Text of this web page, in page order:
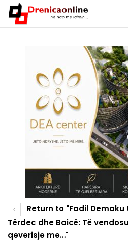
Return to "Fadil
Tërdec dhe Baicë: Të
qeverisje me…"